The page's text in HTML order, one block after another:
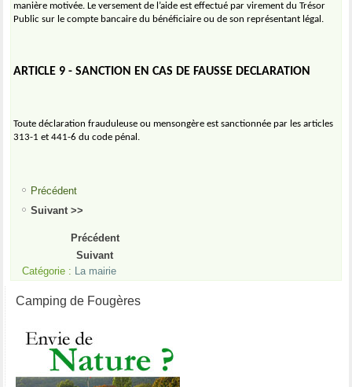
manière motivée. Le versement de l’aide est effectué par virement du Trésor
Public sur le compte bancaire du bénéficiaire ou de son représentant légal.
ARTICLE 9 - SANCTION EN CAS DE FAUSSE DECLARATION
Toute déclaration frauduleuse ou mensongère est sanctionnée par les articles
313-1 et 441-6 du code pénal.
Précédent
Suivant >>
Précédent
Suivant
Catégorie : La mairie
Camping de Fougères